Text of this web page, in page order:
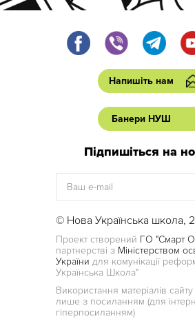
Напишіть нам
Банери НУШ
Підпишіться на
© Нова Українська школа,
Проект створений ГО "Смарт
партнерстві з Міністерством
України для комунікації
Українська Школа"
Використання матеріалів
лише з посиланням (для
гіперпосиланням)